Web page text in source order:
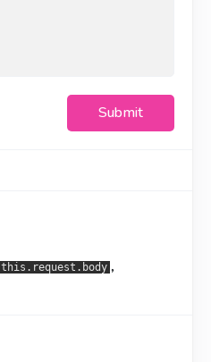
Submit
this.request.body ，